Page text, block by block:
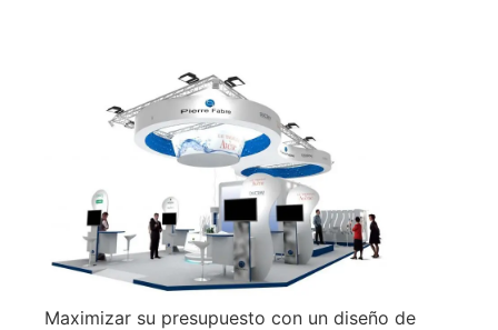
Maximizar su presupuesto con un diseño de